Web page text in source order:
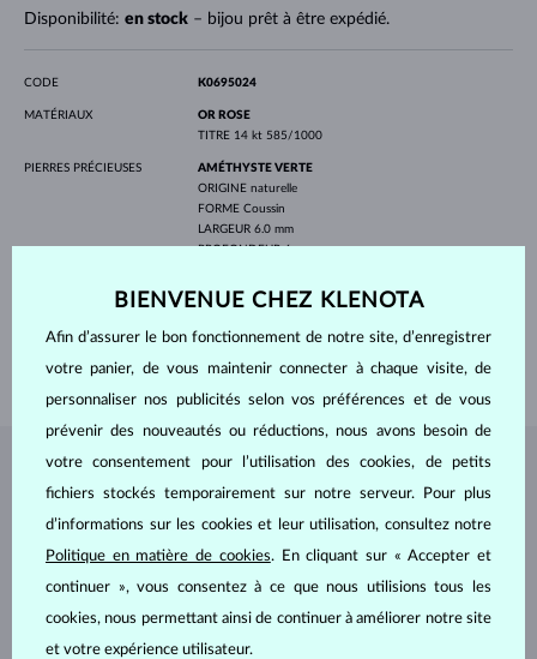
Disponibilité: en stock– bijou prêt à être expédié.
CODE K0695024
MATÉRIAUX
OR ROSE
TITRE 14 kt 585/1000
PIERRES PRÉCIEUSES
AMÉTHYSTE VERTE
ORIGINE naturelle
FORME Coussin
LARGEUR 6.0 mm
PROFONDEUR6 mm
7.80 mm
PROFONDEUR 7.80 mm
POIDS 2.5 g
BIJOUX DE L'ATELIER KLENOTA
BIENVENUE CHEZ KLENOTA
Afin d’assurer le bon fonctionnement de notre site, d’enregistrer
votre panier, de vous maintenir connecter à chaque visite, de
personnaliser nos publicités selon vos préférences et de vous
prévenir des nouveautés ou réductions, nous avons besoin de
votre consentement pour l’utilisation des cookies, de petits
fichiers stockés temporairement sur notre serveur. Pour plus
d’informations sur les cookies et leur utilisation, consultez notre
Politique en matière de cookies. En cliquant sur « Accepter et
continuer », vous consentez à ce que nous utilisions tous les
cookies, nous permettant ainsi de continuer à améliorer notre site
et votre expérience utilisateur.